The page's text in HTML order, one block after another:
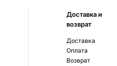
Доставка и
возврат
Доставка
Оплата
Возврат